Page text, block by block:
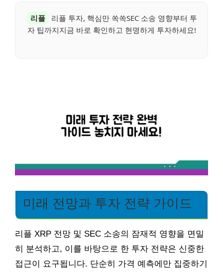
리플
리플 투자, 핵심만 쏙쏙SEC 소송 영향부터 투
자 팁까지지금 바로 확인하고 현명하게 투자하세요!
미래 전망과 투자 전략 가이드
리플 XRP 전망 및 SEC 소송의 잠재적 영향을 면밀
히 분석하고, 이를 바탕으로 한 투자 전략은 신중한
접근이 요구됩니다. 단순히 가격 예측에만 집중하기